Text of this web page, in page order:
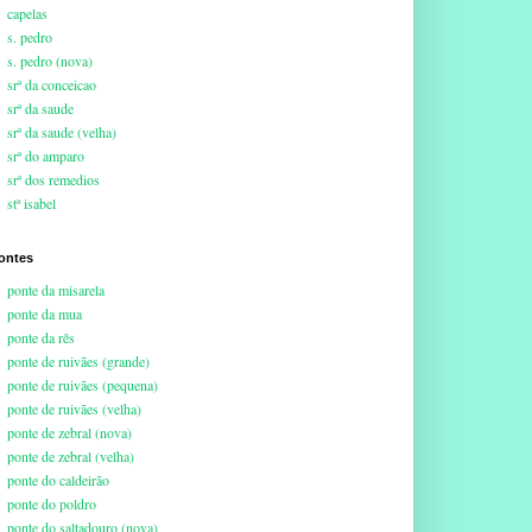
capelas
s. pedro
s. pedro (nova)
srª da conceicao
srª da saude
srª da saude (velha)
srª do amparo
srª dos remedios
stª isabel
ponte da misarela
ponte da mua
ponte da rês
ponte de ruivães (grande)
ponte de ruivães (pequena)
ponte de ruivães (velha)
ponte de zebral (nova)
ponte de zebral (velha)
ponte do caldeirão
ponte do poldro
ponte do saltadouro (nova)